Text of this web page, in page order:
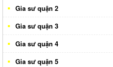
Gia sư quận 2
Gia sư quận 3
Gia sư quận 4
Gia sư quận 5